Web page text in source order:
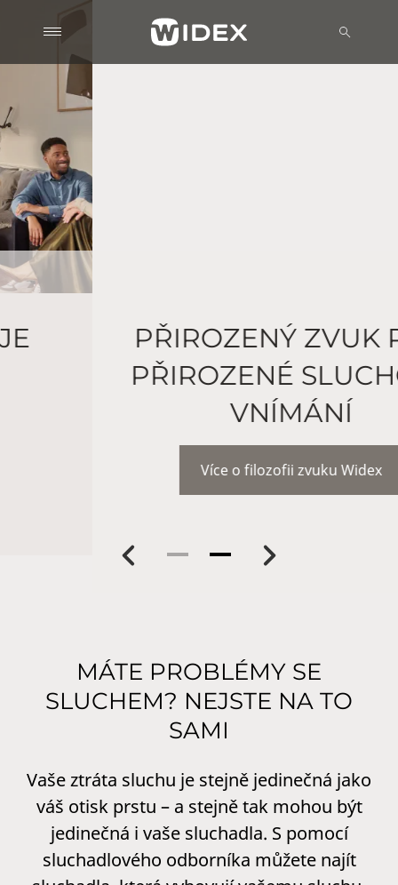
Previous Next
PŘIROZENÝ ZVUK PRO
PŘIROZENÉ SLUCHOVÉ
VNÍMÁNÍ
Více o filozofii zvuku Widex
MÁTE PROBLÉMY SE
SLUCHEM? NEJSTE NA TO
SAMI
Vaše ztráta sluchu je stejně jedinečná jako
váš otisk prstu – a stejně tak mohou být
jedinečná i vaše sluchadla. S pomocí
sluchadlového odborníka můžete najít